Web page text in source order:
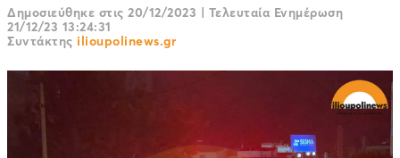
Δημοσιεύθηκε στις 20/12/2023 | Τελευταία Ενημέρωση
21/12/23 13:24:31
Συντάκτης ilioupolinews.gr